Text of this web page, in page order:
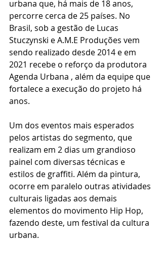
urbana que, há mais de 18 anos,
percorre cerca de 25 países. No
Brasil, sob a gestão de Lucas
Stuczynski e A.M.E Produções vem
sendo realizado desde 2014 e em
2021 recebe o reforço da produtora
Agenda Urbana , além da equipe que
fortalece a execução do projeto há
anos.
Um dos eventos mais esperados
pelos artistas do segmento, que
realizam em 2 dias um grandioso
painel com diversas técnicas e
estilos de graffiti. Além da pintura,
ocorre em paralelo outras atividades
culturais ligadas aos demais
elementos do movimento Hip Hop,
fazendo deste, um festival da cultura
urbana.